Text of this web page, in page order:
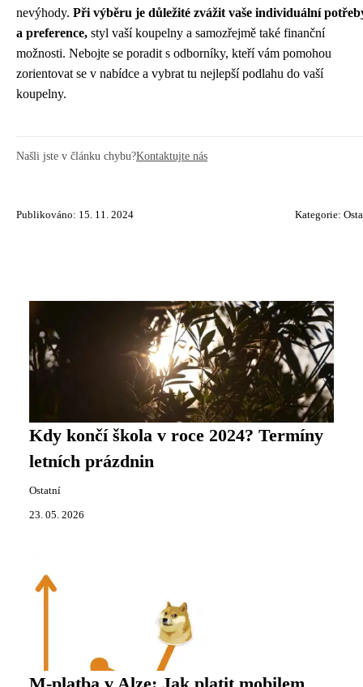
nevýhody. Při výběru je důležité zvážit vaše individuální
a preference, styl vaší koupelny a samozřejmě také finanční
možnosti. Nebojte se poradit s odborníky, kteří vám pomohou
zorientovat se v nabídce a vybrat tu nejlepší podlahu do vaší
koupelny.
Našli jste v článku chybu?Kontaktujte nás
Publikováno: 15. 11. 2024 Kategorie:
Kdy končí škola v roce 2024? Termíny
letních prázdnin
Ostatní
23. 05. 2026